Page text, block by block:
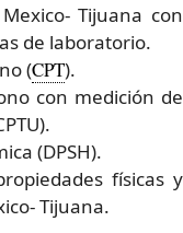
Tijuana con
de laboratorio.
(CPT).
con medición de
(DPSH).
físicas y
Tijuana.